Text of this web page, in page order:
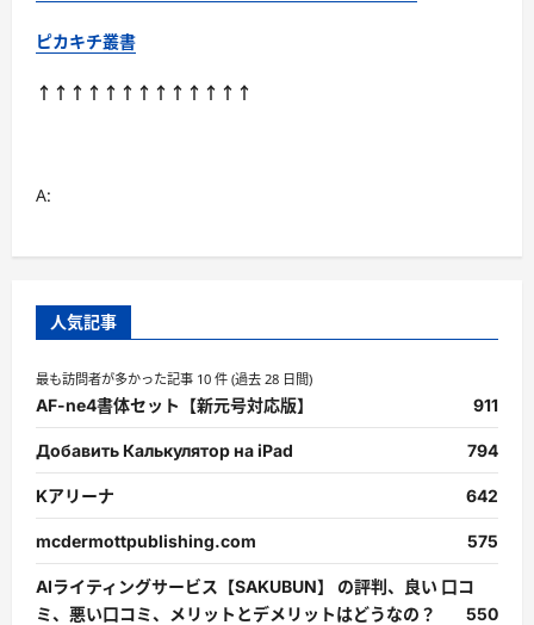
ピカキチ叢書
↑↑↑↑↑↑↑↑↑↑↑↑↑
A:
人気記事
最も訪問者が多かった記事 10 件 (過去 28 日間)
AF-ne4書体セット【新元号対応版】 911
Добавить Калькулятор на iPad 794
Kアリーナ 642
mcdermottpublishing.com 575
AIライティングサービス【SAKUBUN】 の評判、良い 口コ
ミ、悪い口コミ、メリットとデメリットはどうなの？
550